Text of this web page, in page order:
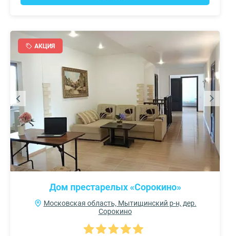
АКЦИЯ
Дом престарелых «Сорокино»
Московская область, Мытищинский р-н, дер.
Сорокино